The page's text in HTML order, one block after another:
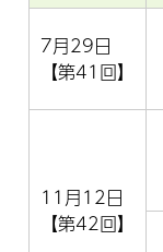
7月29日
【第41回】
11月12日
【第42回】